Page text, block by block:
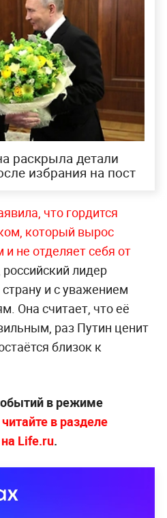
раскрыла детали
избрания на пост
что гордится
который вырос
не отделяет себя от
лидер
и с уважением
Она считает, что её
раз Путин ценит
близок к
в режиме
читайте в разделе
Life.ru.